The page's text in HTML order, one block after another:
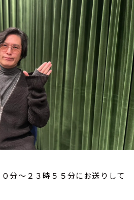
分～２３時５５分にお送りして